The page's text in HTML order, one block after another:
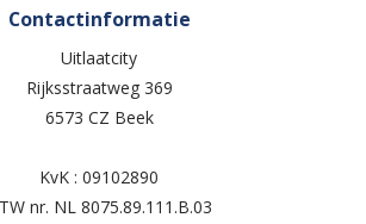
Contactinformatie
Uitlaatcity
Rijksstraatweg 369
6573 CZ Beek
KvK : 09102890
nr. NL 8075.89.111.B.03